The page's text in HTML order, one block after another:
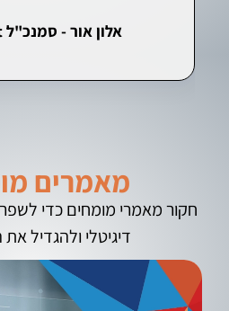
אלון אור - סמנכ"ל rotter.net
מאמרים
חקור מאמרי מומחים כדי
דיגיטלי ולהגדיל